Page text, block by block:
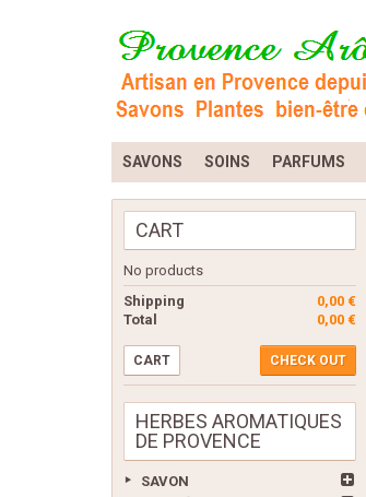
SAVONS SOINS PARFUMS
CART
No products
0,00 €
Shipping
0,00 €
Total
CART CHECK OUT
HERBES AROMATIQUES
DE PROVENCE
SAVON